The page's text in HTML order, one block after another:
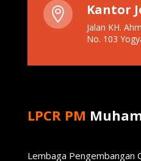
 Kantor
Jalan KH.
No. 103
LPCR PM
Lembaga Pengembangan